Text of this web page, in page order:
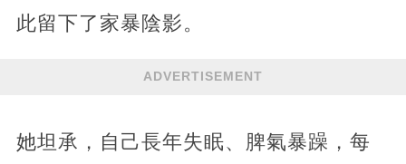
此留下了家暴陰影。
ADVERTISEMENT
她坦承，自己長年失眠、脾氣暴躁，每